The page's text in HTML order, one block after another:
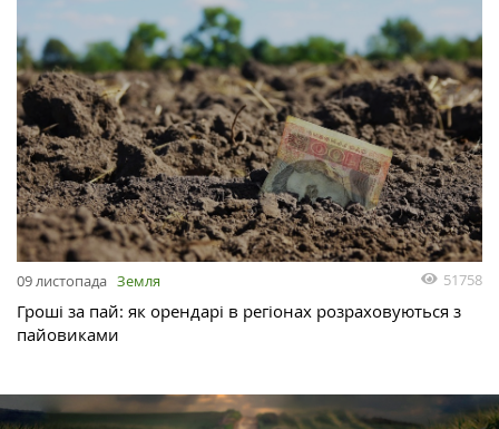
09 листопада Земля 51758
Гроші за пай: як орендарі в регіонах розраховуються з
пайовиками